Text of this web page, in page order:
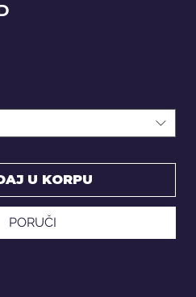
U KORPU
PORUČI